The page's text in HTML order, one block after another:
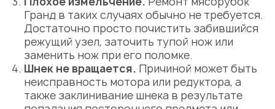
Гранд в таких случаях обычно не требуется.
Достаточно просто почистить забившийся
режущий узел, заточить тупой нож или
заменить нож при его поломке.
Шнек не вращается. Причиной может быть
неисправность мотора или редуктора, а
также заклинивание шнека в результате